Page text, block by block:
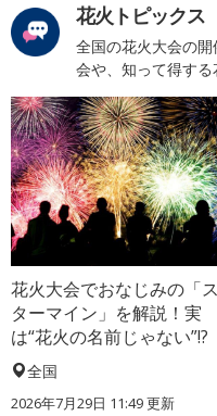
花火トピックス
全国の花火大会の
会や、知って得する
花火大会でおなじみの「ス
ターマイン」を解説！実
は“花火の名前じゃない”!?
全国
2026年7月29日 11:49 更新